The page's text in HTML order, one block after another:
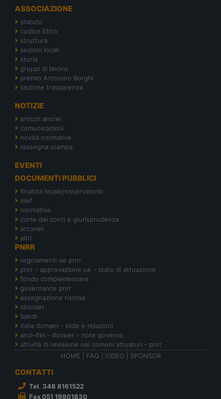
ASSOCIAZIONE
statuto
codice Etico
struttura
sezioni locali
storia
gruppi di lavoro
premio Antonino Borghi
sezione trasparenza
NOTIZIE
articoli ancrel
comunicazioni
novità normative
rassegna stampa
EVENTI
DOCUMENTI PUBBLICI
finanza locale/osservatorio
mef
normativa
corte dei conti e giurisprudenza
arconet
altri
PNRR
regolamenti ue pnrr
pnrr - approvazione ue - stato di attuazione
fondo complementare
governance pnrr
assegnazione risorse
circolari
bandi
italia domani - slide e relazioni
anci-ifel - dossier - note governo
attività di revisione nei comuni attuatori - pnrr
HOME
FAQ VIDEO SPONSOR
CONTATTI
Tel. 348 8161522
Fax 051 19901830